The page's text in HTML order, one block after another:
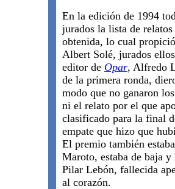
En la edición de 1994
jurados la lista de
obtenida, lo cual
Albert Solé, jurados
editor de Opar, Alfredo
de la primera ronda,
modo que no ganaron
ni el relato por el que
clasificado para la final
empate que hizo que
El premio también
Maroto, estaba de baja
Pilar Lebón, fallecida
al corazón.